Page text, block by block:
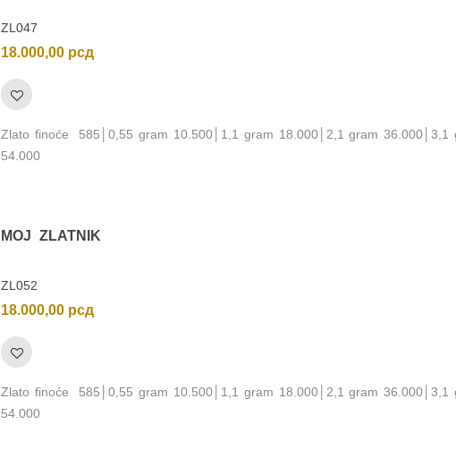
ZL047
18.000,00 рсд
Zlato finoće 585│0,55 gram 10.500│1,1 gram 18.000│2,1 gram 36.000│3,1
54.000
MOJ ZLATNIK
ZL052
18.000,00 рсд
Zlato finoće 585│0,55 gram 10.500│1,1 gram 18.000│2,1 gram 36.000│3,1
54.000